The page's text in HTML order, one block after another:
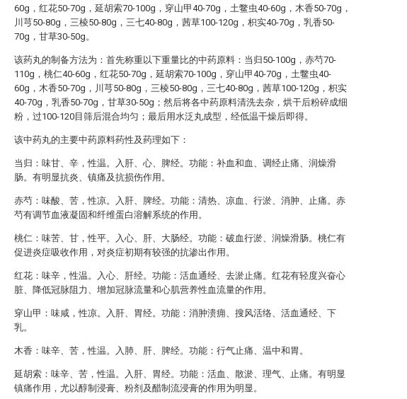
60g，红花50-70g，延胡索70-100g，穿山甲40-70g，土鳖虫40-60g，木香50-70g，
川芎50-80g，三棱50-80g，三七40-80g，茜草100-120g，枳实40-70g，乳香50-
70g，甘草30-50g。
该药丸的制备方法为：首先称重以下重量比的中药原料：当归50-100g，赤芍70-
110g，桃仁40-60g，红花50-70g，延胡索70-100g，穿山甲40-70g，土鳖虫40-
60g，木香50-70g，川芎50-80g，三棱50-80g，三七40-80g，茜草100-120g，枳实
40-70g，乳香50-70g，甘草30-50g；然后将各中药原料清洗去杂，烘干后粉碎成细
粉，过100-120目筛后混合均匀；最后用水泛丸成型，经低温干燥后即得。
该中药丸的主要中药原料药性及药理如下：
当归：味甘、辛，性温。入肝、心、脾经。功能：补血和血、调经止痛、润燥滑
肠。有明显抗炎、镇痛及抗损伤作用。
赤芍：味酸、苦，性凉。入肝、脾经。功能：清热、凉血、行淤、消肿、止痛。赤
芍有调节血液凝固和纤维蛋白溶解系统的作用。
桃仁：味苦、甘，性平。入心、肝、大肠经。功能：破血行淤、润燥滑肠。桃仁有
促进炎症吸收作用，对炎症初期有较强的抗渗出作用。
红花：味辛，性温。入心、肝经。功能：活血通经、去淤止痛。红花有轻度兴奋心
脏、降低冠脉阻力、增加冠脉流量和心肌营养性血流量的作用。
穿山甲：味咸，性凉。入肝、胃经。功能：消肿溃痈、搜风活络、活血通经、下
乳。
木香：味辛、苦，性温。入肺、肝、脾经。功能：行气止痛、温中和胃。
延胡索：味辛、苦，性温。入肝、胃经。功能：活血、散淤、理气、止痛。有明显
镇痛作用，尤以醇制浸膏、粉剂及醋制流浸膏的作用为明显。